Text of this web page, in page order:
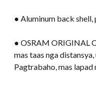
● Aluminum back shell,
● OSRAM ORIGINAL
mas taas nga
Pagtrabaho, mas